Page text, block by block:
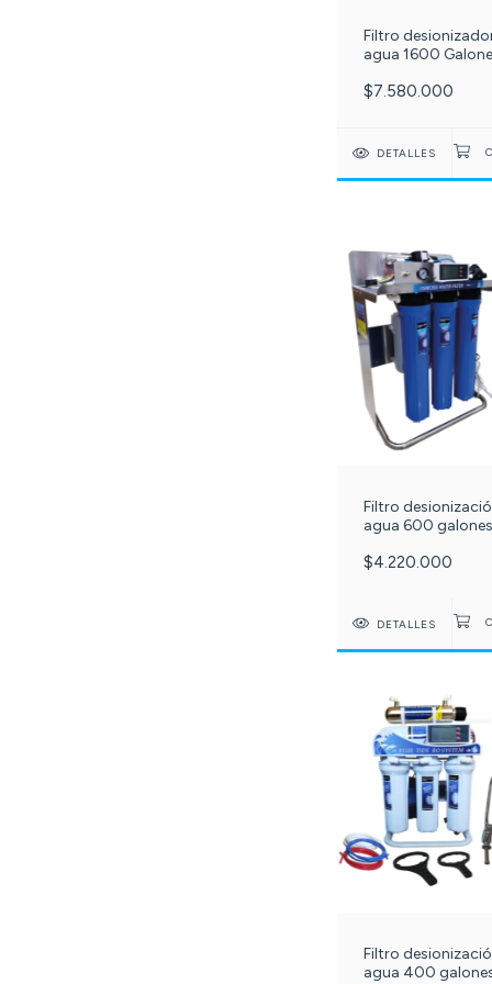
Filtro
agua 1600
etapas con luz uv
$7.580.000
DETALLES
Filtro
agua 600
etapas PuriPlus -
$4.220.000
DETALLES
Filtro
agua 400